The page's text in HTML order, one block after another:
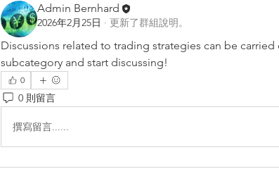
Admin Bernhard
2026年2月25日 · 更新了群組說明。
Discussions related to trading strategies can be
subcategory and start discussing!
0
0 則留言
撰寫留言......